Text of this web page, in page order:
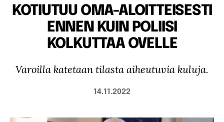
KOTIUTUU OMA-ALOITTEISESTI
ENNEN KUIN POLIISI
KOLKUTTAA OVELLE
Varoilla katetaan tilasta aiheutuvia kuluja.
14.11.2022